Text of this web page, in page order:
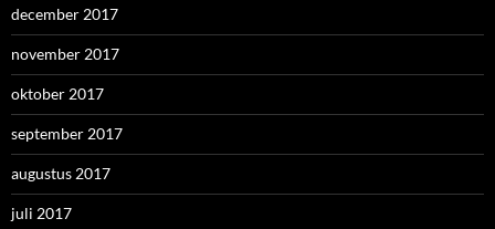
december 2017
november 2017
oktober 2017
september 2017
augustus 2017
juli 2017